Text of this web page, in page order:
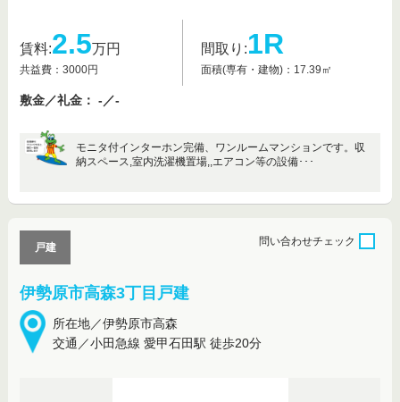
賃料:2.5万円
共益費：3000円
間取り:1R
面積(専有・建物)：17.39㎡
敷金／礼金： -／-
モニタ付インターホン完備、ワンルームマンションです。収
納スペース,室内洗濯機置場,,エアコン等の設備･･･
伊勢原市高森3丁目戸建
所在地／伊勢原市高森
交通／小田急線 愛甲石田駅 徒歩20分
戸建
問い合わせチェック